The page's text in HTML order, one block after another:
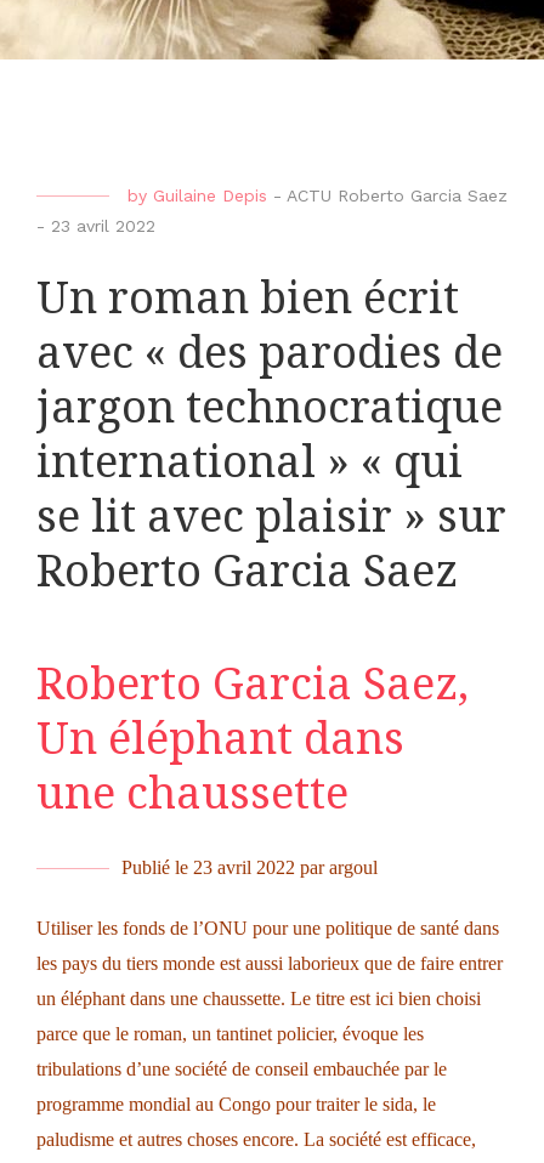
by Guilaine Depis - ACTU Roberto Garcia Saez
- 23 avril 2022
Un roman bien écrit
avec « des parodies de
jargon technocratique
international » « qui
se lit avec plaisir » sur
Roberto Garcia Saez
Roberto Garcia Saez,
Un éléphant dans
une chaussette
Publié le 23 avril 2022 par argoul
Utiliser les fonds de l’ONU pour une politique de santé dans
les pays du tiers monde est aussi laborieux que de faire entrer
un éléphant dans une chaussette. Le titre est ici bien choisi
parce que le roman, un tantinet policier, évoque les
tribulations d’une société de conseil embauchée par le
programme mondial au Congo pour traiter le sida, le
paludisme et autres choses encore. La société est efficace,